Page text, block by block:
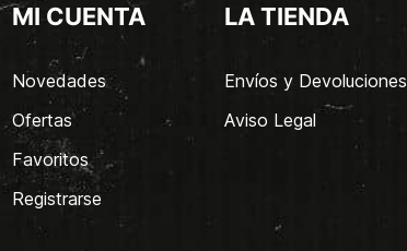
MI CUENTA
Novedades
Ofertas
Favoritos
Registrarse
LA TIENDA
Envíos y Devoluciones
Aviso Legal